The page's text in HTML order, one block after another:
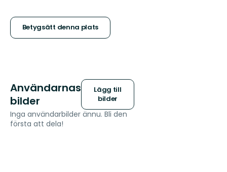
stjärnor
Betygsätt denna plats
Användarnas
bilder
Lägg till
bilder
Inga användarbilder ännu. Bli den
första att dela!